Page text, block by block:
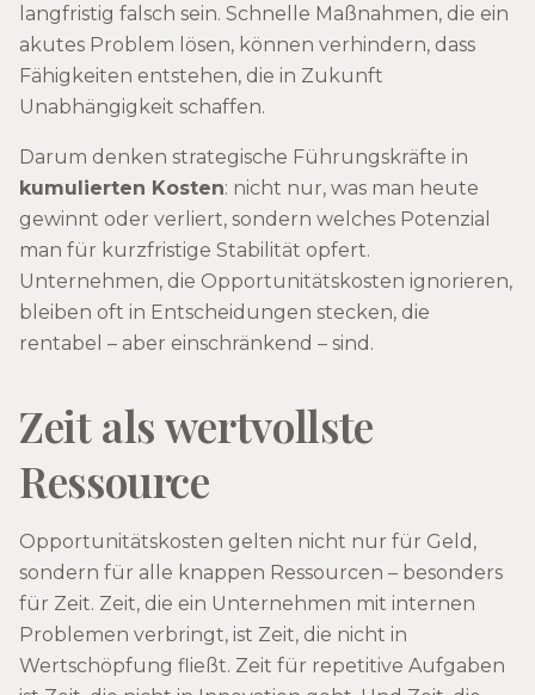
langfristig falsch sein. Schnelle Maßnahmen, die ein
akutes Problem lösen, können verhindern, dass
Fähigkeiten entstehen, die in Zukunft
Unabhängigkeit schaffen.
Darum denken strategische Führungskräfte in
kumulierten Kosten: nicht nur, was man heute
gewinnt oder verliert, sondern welches Potenzial
man für kurzfristige Stabilität opfert.
Unternehmen, die Opportunitätskosten ignorieren,
bleiben oft in Entscheidungen stecken, die
rentabel – aber einschränkend – sind.
Zeit als wertvollste
Ressource
Opportunitätskosten gelten nicht nur für Geld,
sondern für alle knappen Ressourcen – besonders
für Zeit. Zeit, die ein Unternehmen mit internen
Problemen verbringt, ist Zeit, die nicht in
Wertschöpfung fließt. Zeit für repetitive Aufgaben